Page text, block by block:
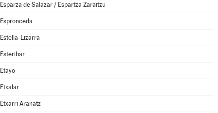
Esparza de Salazar / Espartza Zaraitzu
Espronceda
Estella-Lizarra
Esteribar
Etayo
Etxalar
Etxarri Aranatz